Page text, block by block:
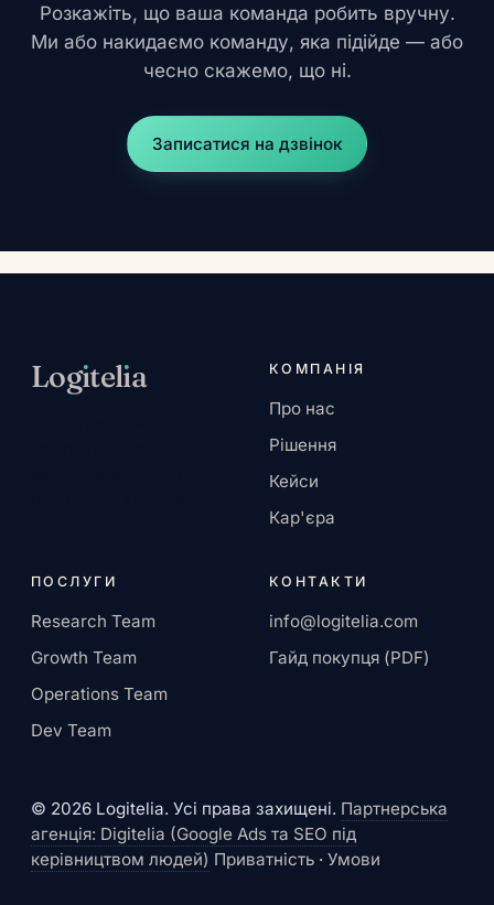
Розкажіть, що ваша команда робить вручну.
Ми або накидаємо команду, яка підійде — або
чесно скажемо, що ні.
Записатися на дзвінок
Logıtelıa КОМПАНІЯ
Про нас
Рішення
Кейси
Кар'єра
ПОСЛУГИ
Research Team
Growth Team
Operations Team
Dev Team
КОНТАКТИ
info@logitelia.com
Гайд покупця (PDF)
© 2026 Logitelia. Усі права захищені. Партнерська
агенція: Digitelia (Google Ads та SEO під
керівництвом людей) Приватність · Умови